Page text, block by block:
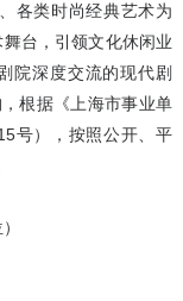
各类时尚经典艺术为
台，引领文化休闲业
院深度交流的现代剧
根据《上海市事业单
号），按照公开、平